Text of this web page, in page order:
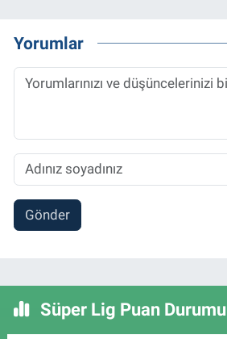
Yorumlar
Gönder
Süper Lig Puan Durumu